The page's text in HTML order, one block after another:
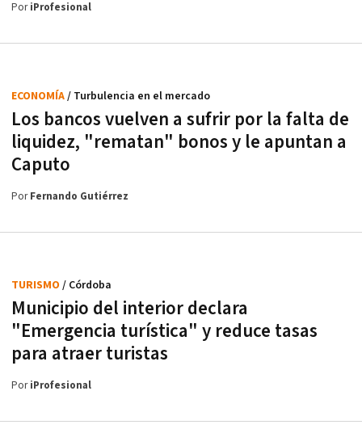
PoriProfesional
Los bancos vuelven a sufrir por la falta de
liquidez, "rematan" bonos y le apuntan a
Caputo
ECONOMÍA/ Turbulencia en el mercado
PorFernando Gutiérrez
Municipio del interior declara
"Emergencia turística" y reduce tasas
para atraer turistas
TURISMO / Córdoba
PoriProfesional